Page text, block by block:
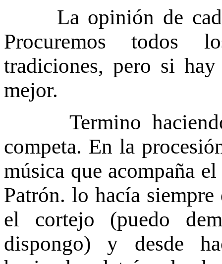
La opinión de cada
Procuremos todos
tradiciones, pero si
mejor.
Termino haciendo
competa. En la
música que acompaña
Patrón. lo hacía
el cortejo (puedo
dispongo) y desde